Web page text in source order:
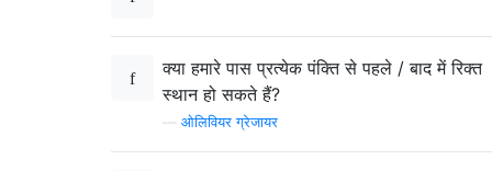
क्या हमारे पास प्रत्येक पंक्ति से पहले / बाद में रिक्त
स्थान हो सकते हैं?
ओलिवियर ग्रेजायर